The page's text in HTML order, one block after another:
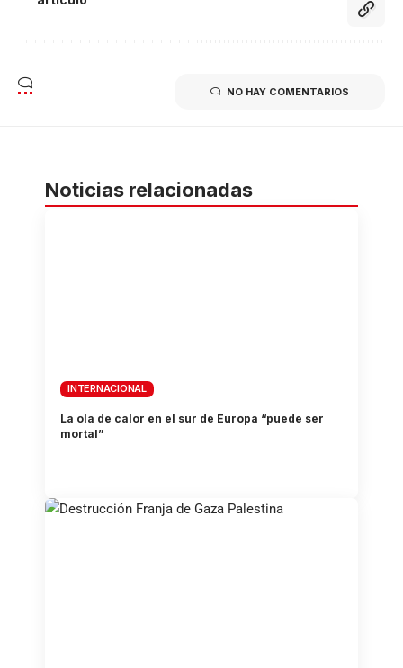
NO HAY COMENTARIOS
Noticias relacionadas
INTERNACIONAL
La ola de calor en el sur de Europa “puede ser
mortal”